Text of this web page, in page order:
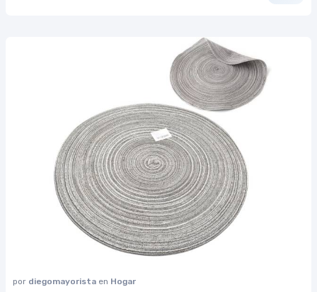
por diegomayorista en Hogar